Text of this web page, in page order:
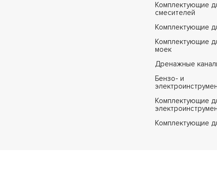
Комплектующие
смесителей
Комплектующие
Комплектующие
моек
Дренажные
Бензо- и
Комплектующие
Комплектующие